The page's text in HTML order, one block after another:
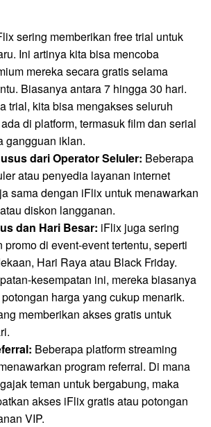
sering memberikan free trial untuk
Ini artinya kita bisa mencoba
mereka secara gratis selama
Biasanya antara 7 hingga 30 hari.
trial, kita bisa mengakses seluruh
di platform, termasuk film dan serial
gangguan iklan.
dari Operator Seluler: Beberapa
atau penyedia layanan internet
sama dengan iFlix untuk menawarkan
diskon langganan.
dan Hari Besar: iFlix juga sering
promo di event-event tertentu, seperti
Hari Raya atau Black Friday.
kesempatan ini, mereka biasanya
harga yang cukup menarik.
memberikan akses gratis untuk
Beberapa platform streaming
program referral. Di mana
teman untuk bergabung, maka
akses iFlix gratis atau potongan
VIP.